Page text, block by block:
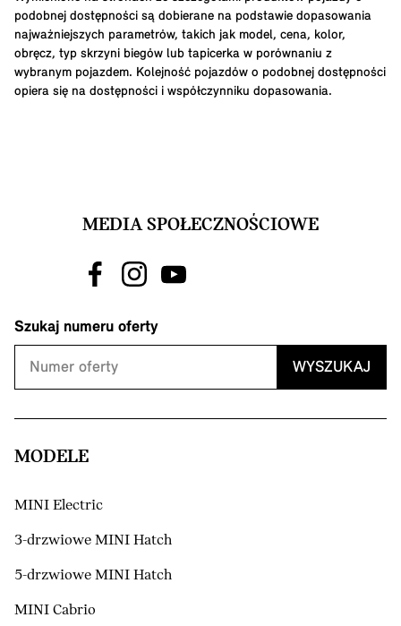
podobnej dostępności są dobierane na podstawie dopasowania
najważniejszych parametrów, takich jak model, cena, kolor,
obręcz, typ skrzyni biegów lub tapicerka w porównaniu z
wybranym pojazdem. Kolejność pojazdów o podobnej dostępności
opiera się na dostępności i współczynniku dopasowania.
MEDIA SPOŁECZNOŚCIOWE
Szukaj numeru oferty
WYSZUKAJ
MODELE
MINI Electric
3-drzwiowe MINI Hatch
5-drzwiowe MINI Hatch
MINI Cabrio